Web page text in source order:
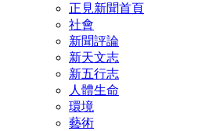
正見新聞首頁
社會
新聞評論
新天文志
新五行志
人體生命
環境
藝術